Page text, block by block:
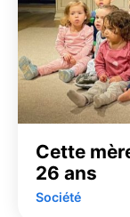
Cette
26 ans
Société